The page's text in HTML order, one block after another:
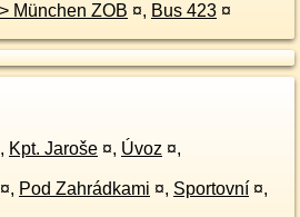
autobusové nádraží = > München ZOB ¤, Bus 423 ¤
, Kpt. Jaroše ¤, Úvoz ¤,
¤, Pod Zahrádkami ¤, Sportovní ¤,